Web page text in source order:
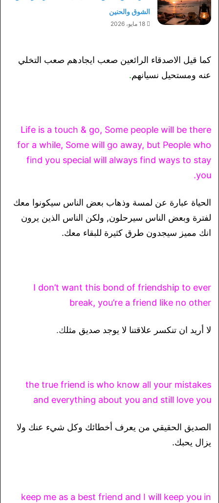
الشوق والحنين
18 مايو، 2026
كما قيل الاصدقاء الرائعين صعب ايجادهم صعب التخلي
عنه ومستحيل نسيانهم.
Life is a touch & go, Some people will be there
for a while, Some will go away, but People who
find you special will always find ways to stay
you.
الحياة عبارة عن لمسة وذهاب بعض الناس سيكونوا معك
لفترة وبعض الناس سيرحلون, ولكن الناس الذين يرون
انك مميز سيجدون طرق كثيرة للبقاء معك.
I don’t want this bond of friendship to ever
break, you’re a friend like no other
لا أريد ان تنكسر علاقتنا لا يوجد صديق مثلك.
the true friend is who know all your mistakes
and everything about you and still love you
الصديق الحقيقي من يعرف أخطائك وكل شيء عنك ولا
يزال يحبك.
keep me as a best friend and I will keep you in